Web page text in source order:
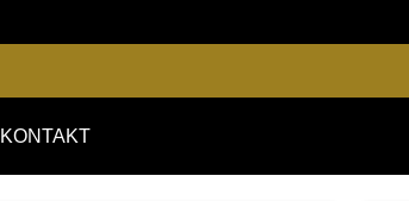
KONTAKT